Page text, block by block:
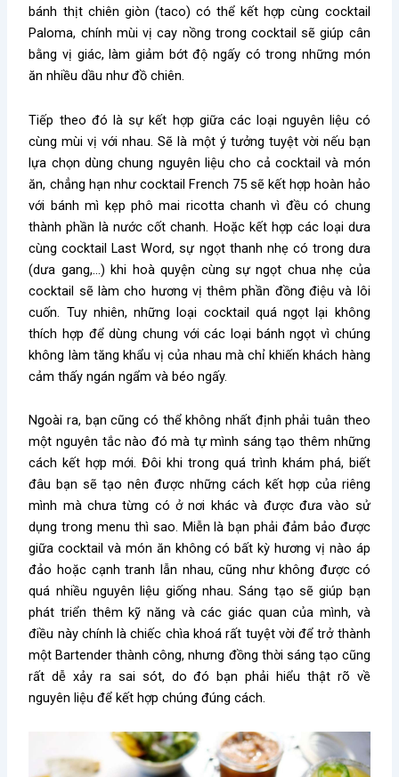
bánh thịt chiên giòn (taco) có thể kết hợp cùng cocktail
Paloma, chính mùi vị cay nồng trong cocktail sẽ giúp cân
bằng vị giác, làm giảm bớt độ ngấy có trong những món
ăn nhiều dầu như đồ chiên.
Tiếp theo đó là sự kết hợp giữa các loại nguyên liệu có
cùng mùi vị với nhau. Sẽ là một ý tưởng tuyệt vời nếu bạn
lựa chọn dùng chung nguyên liệu cho cả cocktail và món
ăn, chẳng hạn như cocktail French 75 sẽ kết hợp hoàn hảo
với bánh mì kẹp phô mai ricotta chanh vì đều có chung
thành phần là nước cốt chanh. Hoặc kết hợp các loại dưa
cùng cocktail Last Word, sự ngọt thanh nhẹ có trong dưa
(dưa gang,…) khi hoà quyện cùng sự ngọt chua nhẹ của
cocktail sẽ làm cho hương vị thêm phần đồng điệu và lôi
cuốn. Tuy nhiên, những loại cocktail quá ngọt lại không
thích hợp để dùng chung với các loại bánh ngọt vì chúng
không làm tăng khẩu vị của nhau mà chỉ khiến khách hàng
cảm thấy ngán ngẩm và béo ngấy.
Ngoài ra, bạn cũng có thể không nhất định phải tuân theo
một nguyên tắc nào đó mà tự mình sáng tạo thêm những
cách kết hợp mới. Đôi khi trong quá trình khám phá, biết
đâu bạn sẽ tạo nên được những cách kết hợp của riêng
mình mà chưa từng có ở nơi khác và được đưa vào sử
dụng trong menu thì sao. Miễn là bạn phải đảm bảo được
giữa cocktail và món ăn không có bất kỳ hương vị nào áp
đảo hoặc cạnh tranh lẫn nhau, cũng như không được có
quá nhiều nguyên liệu giống nhau. Sáng tạo sẽ giúp bạn
phát triển thêm kỹ năng và các giác quan của mình, và
điều này chính là chiếc chìa khoá rất tuyệt vời để trở thành
một Bartender thành công, nhưng đồng thời sáng tạo cũng
rất dễ xảy ra sai sót, do đó bạn phải hiểu thật rõ về
nguyên liệu để kết hợp chúng đúng cách.